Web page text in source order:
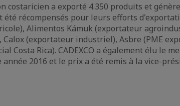
costaricien a exporté 4.350 produits et
récompensés pour leurs efforts
Alimentos Kámuk (exportateur
Calox (exportateur industriel), Asbre (PME
Costa Rica). CADEXCO a également élu le
2016 et le prix a été remis à la vice-